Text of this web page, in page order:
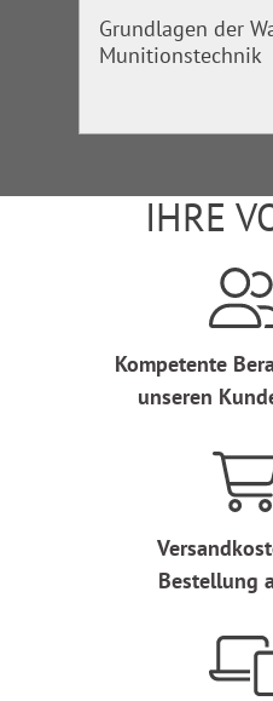
Grundlagen der
Munitionstechnik
IHRE
Kompetente
unseren
Bestellung